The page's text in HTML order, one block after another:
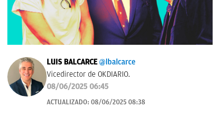
LUIS BALCARCE @lbalcarce
Vicedirector de OKDIARIO.
08/06/2025 06:45
ACTUALIZADO: 08/06/2025 08:38